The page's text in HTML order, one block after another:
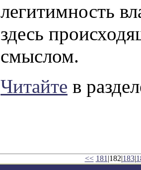
легитимность
здесь
смыслом.
Читайте в
<< 181 |182|183|